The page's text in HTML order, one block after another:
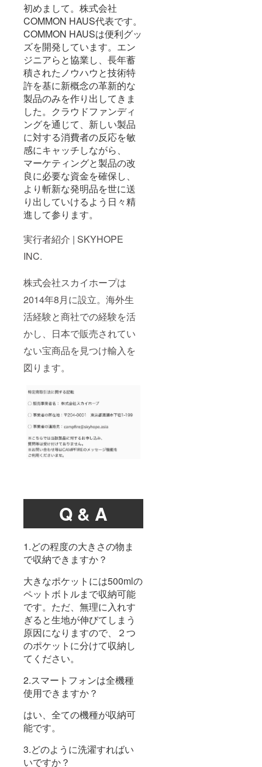
初めまして。株式会社
COMMON HAUS代表です。
COMMON HAUSは便利グッ
ズを開発しています。エン
ジニアらと協業し、長年蓄
積されたノウハウと技術特
許を基に新概念の革新的な
製品のみを作り出してきま
した。クラウドファンディ
ングを通じて、新しい製品
に対する消費者の反応を敏
感にキャッチしながら、
マーケティングと製品の改
良に必要な資金を確保し、
より斬新な発明品を世に送
り出していけるよう日々精
進して参ります。
実行者紹介 | SKYHOPE
INC.
株式会社スカイホープは
2014年8月に設立。海外生
活経験と商社での経験を活
かし、日本で販売されてい
ない宝商品を見つけ輸入を
図ります。
Q & A
1.どの程度の大きさの物ま
で収納できますか？
大きなポケットには500mlの
ペットボトルまで収納可能
です。ただ、無理に入れす
ぎると生地が伸びてしまう
原因になりますので、２つ
のポケットに分けて収納し
てください。
2.スマートフォンは全機種
使用できますか？
はい、全ての機種が収納可
能です。
3.どのように洗濯すればい
いですか？